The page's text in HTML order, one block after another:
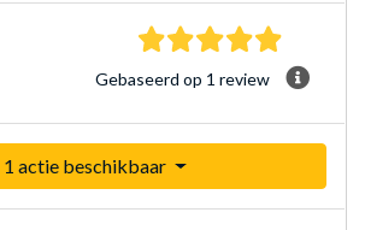
Gebaseerd op 1 review
1 actie beschikbaar